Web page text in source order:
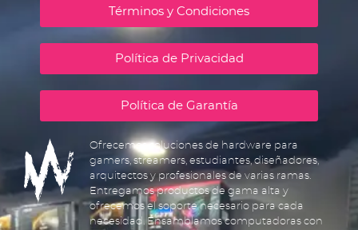
Términos y Condiciones
Política de Privacidad
Política de Garantía
Ofrecemos soluciones de hardware para
gamers, streamers, estudiantes, diseñadores,
arquitectos y profesionales de varias ramas.
Entregamos productos de gama alta y
ofrecemos el soporte necesario para cada
necesidad. Ensamblamos computadoras con